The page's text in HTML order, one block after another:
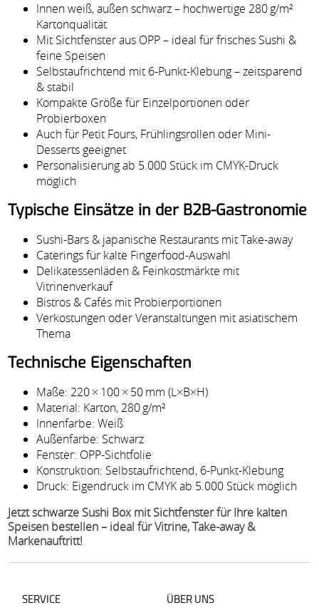
Innen weiß, außen schwarz – hochwertige 280 g/m²
Kartonqualität
Mit Sichtfenster aus OPP – ideal für frisches Sushi &
feine Speisen
Selbstaufrichtend mit 6-Punkt-Klebung – zeitsparend
& stabil
Kompakte Größe für Einzelportionen oder
Probierboxen
Auch für Petit Fours, Frühlingsrollen oder Mini-
Desserts geeignet
Personalisierung ab 5.000 Stück im CMYK-Druck
möglich
Typische Einsätze in der B2B-Gastronomie
Sushi-Bars & japanische Restaurants mit Take-away
Caterings für kalte Fingerfood-Auswahl
Delikatessenläden & Feinkostmärkte mit
Vitrinenverkauf
Bistros & Cafés mit Probierportionen
Verkostungen oder Veranstaltungen mit asiatischem
Thema
Technische Eigenschaften
Maße: 220 × 100 × 50 mm (L×B×H)
Material: Karton, 280 g/m²
Innenfarbe: Weiß
Außenfarbe: Schwarz
Fenster: OPP-Sichtfolie
Konstruktion: Selbstaufrichtend, 6-Punkt-Klebung
Druck: Eigendruck im CMYK ab 5.000 Stück möglich
Jetzt schwarze Sushi Box mit Sichtfenster für Ihre kalten
Speisen bestellen – ideal für Vitrine, Take-away &
Markenauftritt!
SERVICE ÜBER UNS